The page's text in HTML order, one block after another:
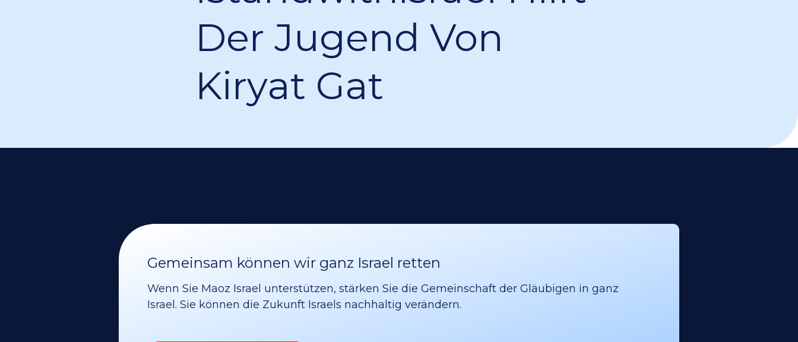
Der Jugend Von
Kiryat Gat
Gemeinsam können wir ganz Israel retten
Wenn Sie Maoz Israel unterstützen, stärken Sie die Gemeinschaft der Gläubigen in ganz
Israel. Sie können die Zukunft Israels nachhaltig verändern.